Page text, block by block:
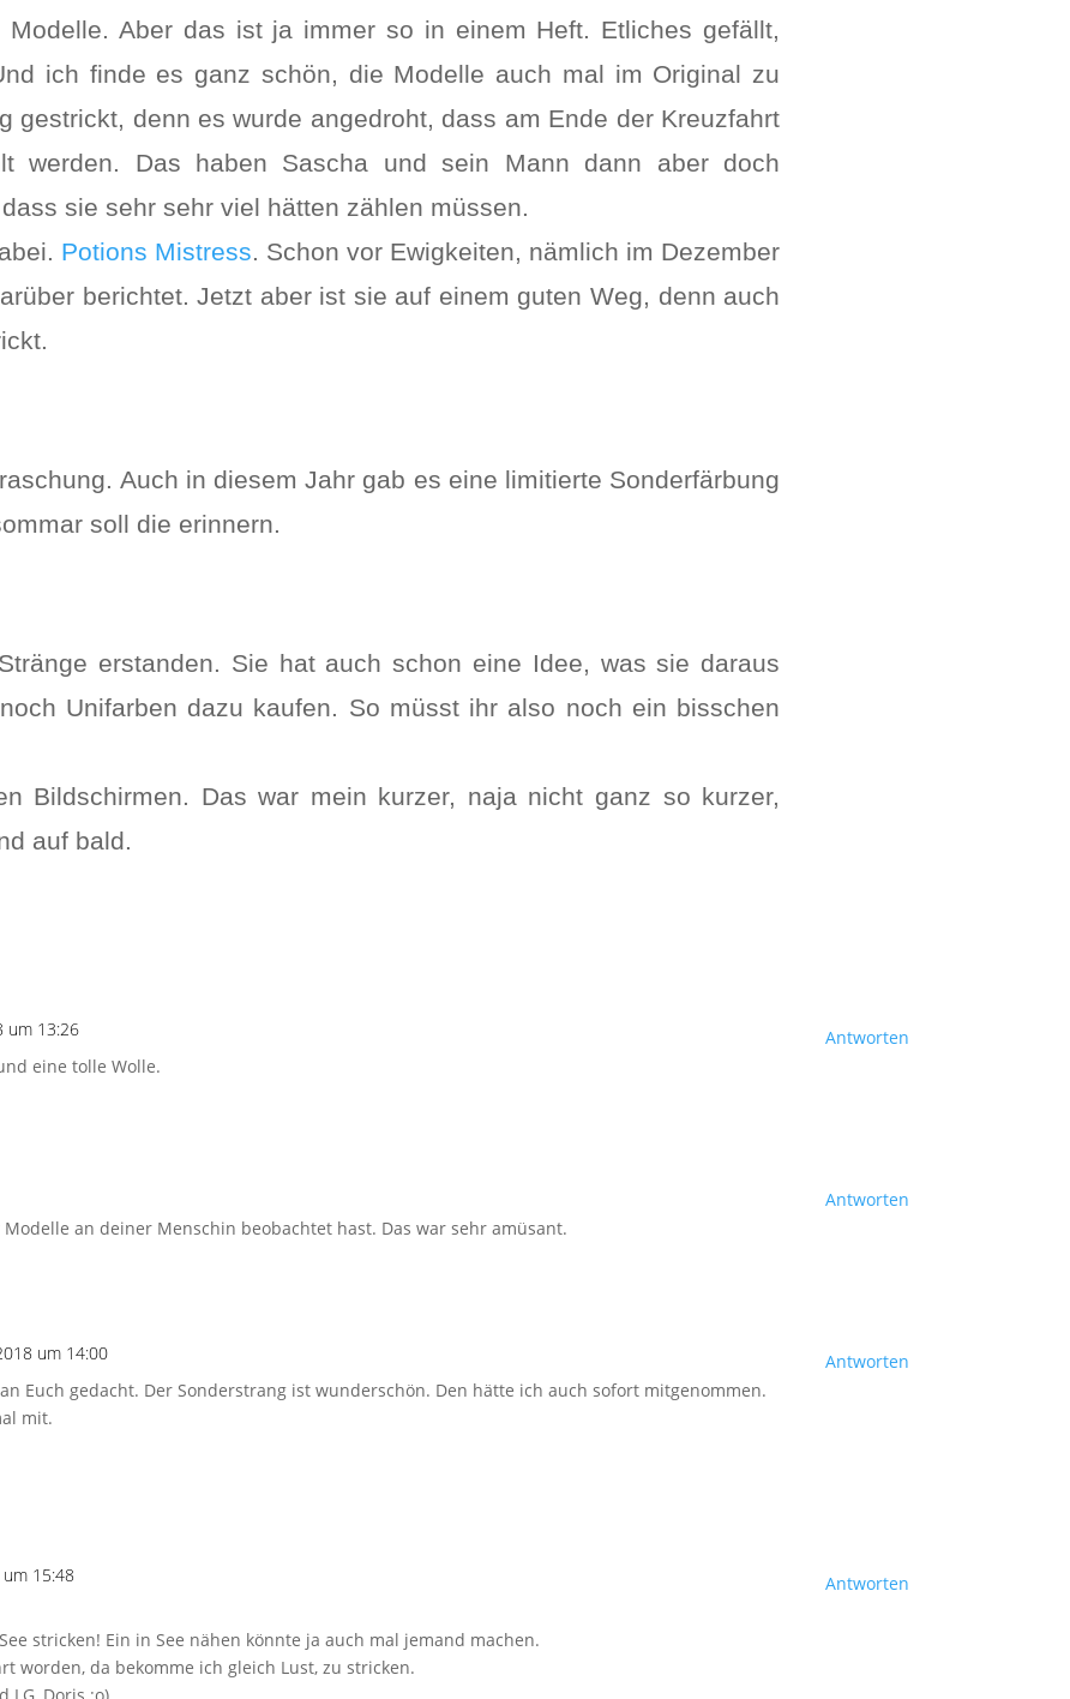
Aber das ist ja immer so in einem Heft. Etliches gefällt,
ich finde es ganz schön, die Modelle auch mal im Original zu
gestrickt, denn es wurde angedroht, dass am Ende der Kreuzfahrt
werden. Das haben Sascha und sein Mann dann aber doch
sie sehr sehr viel hätten zählen müssen.
Potions Mistress. Schon vor Ewigkeiten, nämlich im Dezember
berichtet. Jetzt aber ist sie auf einem guten Weg, denn auch
Auch in diesem Jahr gab es eine limitierte Sonderfärbung
soll die erinnern.
erstanden. Sie hat auch schon eine Idee, was sie daraus
Unifarben dazu kaufen. So müsst ihr also noch ein bisschen
Bildschirmen. Das war mein kurzer, naja nicht ganz so kurzer,
auf bald.
um 13:26
eine tolle Wolle.
Antworten
an deiner Menschin beobachtet hast. Das war sehr amüsant.
Antworten
um 14:00
Euch gedacht. Der Sonderstrang ist wunderschön. Den hätte ich auch sofort mitgenommen.
mit.
Antworten
15:48
stricken! Ein in See nähen könnte ja auch mal jemand machen.
worden, da bekomme ich gleich Lust, zu stricken.
Antworten